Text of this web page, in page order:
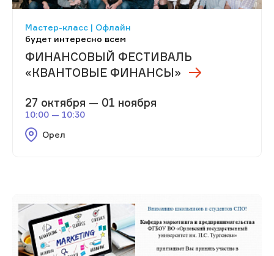
Мастер-класс | Офлайн
будет интересно всем
ФИНАНСОВЫЙ ФЕСТИВАЛЬ
«КВАНТОВЫЕ ФИНАНСЫ»
27 октября — 01 ноября
10:00 — 10:30
Орел